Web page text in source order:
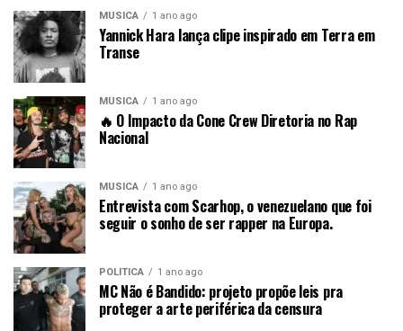
MÚSICA 1 ano ago
Yannick Hara lança clipe inspirado em Terra em
Transe
MÚSICA 1 ano ago
🔥 O Impacto da Cone Crew Diretoria no Rap
Nacional
MÚSICA 1 ano ago
Entrevista com Scarhop, o venezuelano que foi
seguir o sonho de ser rapper na Europa.
POLÍTICA 1 ano ago
MC Não é Bandido: projeto propõe leis pra
proteger a arte periférica da censura